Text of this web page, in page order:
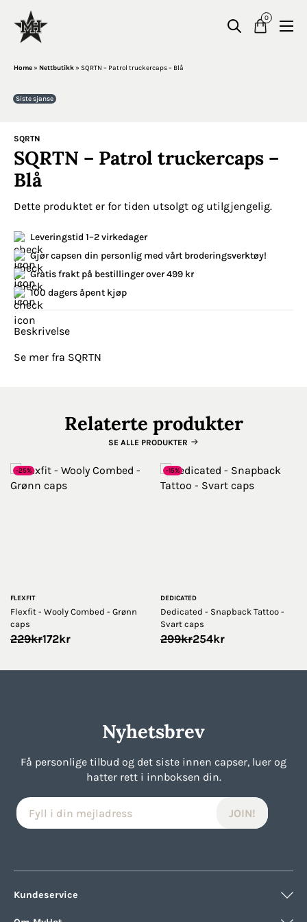
0
Home» Nettbutikk» SQRTN – Patrol truckercaps – Blå
Siste sjanse
SQRTN
SQRTN – Patrol truckercaps –
Blå
Dette produktet er for tiden utsolgt og utilgjengelig.
Leveringstid 1–2 virkedager
Gjør capsen din personlig med vårt broderingsverktøy!
Gratis frakt på bestillinger over 499 kr
100 dagers åpent kjøp
Beskrivelse
Se mer fra SQRTN
Relaterte produkter
SE ALLE PRODUKTER
-25%
FLEXFIT
Flexfit - Wooly Combed - Grønn
caps
229kr
Opprinnelig
229kr.
172kr
Nåværende
172kr.
-15%
DEDICATED
Dedicated - Snapback Tattoo -
Svart caps
299kr
Opprinnelig
299kr.
254kr
Nåværende
254kr.
Nyhetsbrev
Få personlige tilbud og det siste innen capser, luer og
hatter rett i innboksen din.
Kundeservice